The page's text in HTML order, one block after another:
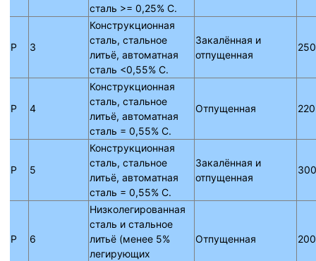
сталь >= 0,25% C.
P 3
Конструкционная
сталь, стальное
литьё, автоматная
сталь <0,55% C.
Закалённая и
отпущенная
P 4
Конструкционная
сталь, стальное
литьё, автоматная
сталь = 0,55% C.
Отпущенная
P 5
Конструкционная
сталь, стальное
литьё, автоматная
сталь = 0,55% C.
Закалённая и
отпущенная
P 6
Низколегированная
сталь и стальное
литьё (менее 5%
легирующих
Отпущенная